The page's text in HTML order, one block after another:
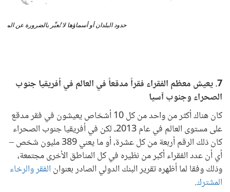
7. يعيش معظم الفقراء فقراً مدقعاً في العالم في أفريقيا جنوب
الصحراء وجنوب آسيا
كان هناك أكثر من واحد من كل 10 أشخاص يعيشون في فقر مدقع
على مستوى العالم في عام 2013ـ لكن في أفريقيا جنوب الصحراء
كان ذلك الرقم أربعة من كل عشرة، أو ما يعني 389 مليون شخص –
أي أن عدد الفقراء أكبر من نظيره في كل المناطق الأخرى مجتمعة،
وذلك وفقا لما أظهره تقرير البنك الدولي الصادر بعنوان الفقر والرخاء
المشترك.